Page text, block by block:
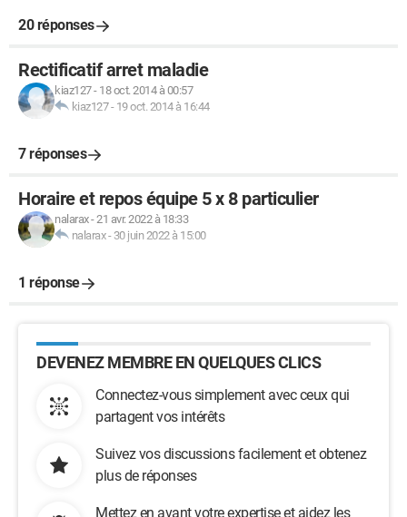
20 réponses
Rectificatif arret maladie
kiaz127- 18 oct. 2014 à 00:57
kiaz127- 19 oct. 2014 à 16:44
7 réponses
Horaire et repos équipe 5 x 8 particulier
nalarax-21 avr. 2022 à 18:33
nalarax- 30 juin 2022 à 15:00
1 réponse
DEVENEZ MEMBRE EN QUELQUES CLICS
Connectez-vous simplement avec ceux qui
partagent vos intérêts
Suivez vos discussions facilement et obtenez
plus de réponses
Mettez en avant votre expertise et aidez les